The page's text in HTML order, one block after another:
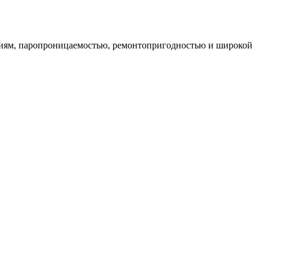
паропроницаемостью, ремонтопригодностью и широкой